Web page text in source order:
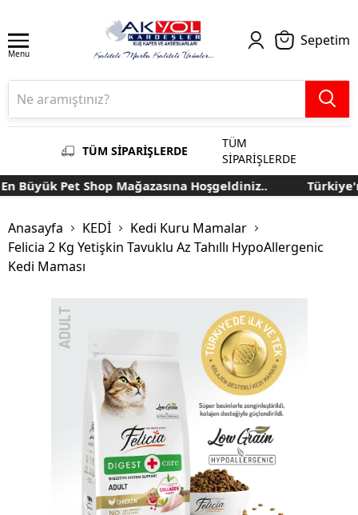
Menu
Sepetim
TÜM SİPARİŞLERDE
TÜM
SİPARİŞLERDE
Pet Shop Mağazasına Hoşgeldiniz..
Anasayfa KEDİ
Kedi Kuru Mamalar
Felicia 2 Kg Yetişkin Tavuklu Az Tahıllı HypoAllergenic
Kedi Maması